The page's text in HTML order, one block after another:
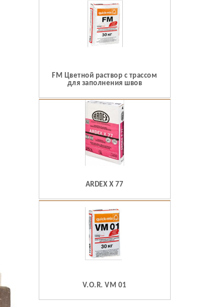
FM Цветной раствор с трассом
для заполнения швов
ARDEX X 77
V.O.R. VM 01